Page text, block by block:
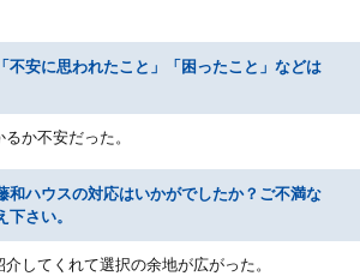
不安に思われたこと」「困ったこと」などは
か不安だった。
和ハウスの対応はいかがでしたか？ご不満な
さい。
してくれて選択の余地が広がった。